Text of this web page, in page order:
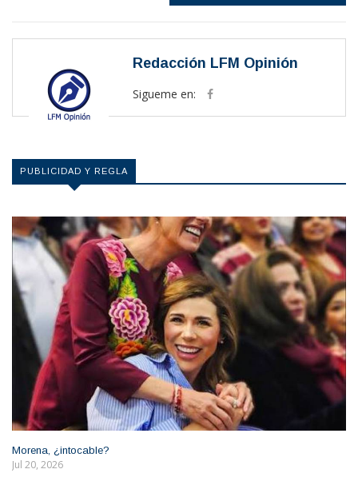
Redacción LFM Opinión
Sigueme en:
PUBLICIDAD Y REGLA
Morena, ¿intocable?
Jul 20, 2026